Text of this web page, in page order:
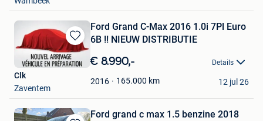
Bewaren
in
Mijn
Favorieten
Ford Grand C-Max 2016 1.0i 7Pl Euro
6B !! NIEUW DISTRIBUTIE
€ 8.990,- Details
2016 165.000 km
Clk
Zaventem
12 jul 26
Ford grand c max 1.5 benzine 2018